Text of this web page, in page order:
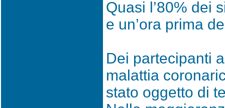
Quasi l’80% dei
e un’ora prima
Dei partecipanti
malattia
stato oggetto di